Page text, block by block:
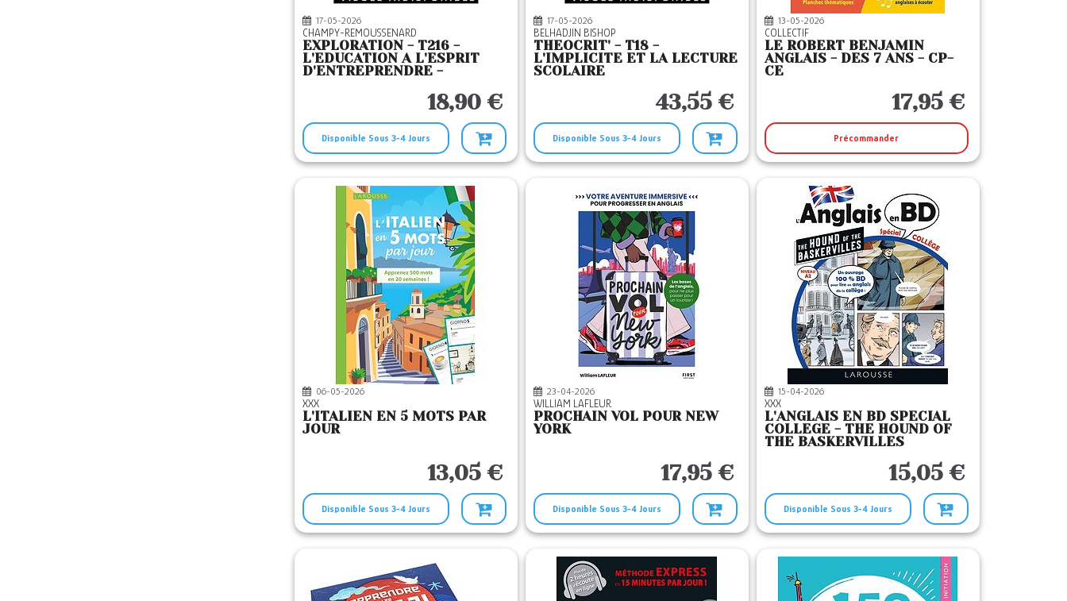
17-05-2026
CHAMPY-REMOUSSENARD
EXPLORATION - T216 -
L'EDUCATION A L'ESPRIT
D'ENTREPRENDRE -
LES SCIENCES DE18,90 €
Disponible Sous 3-4 Jours
17-05-2026
BELHADJIN BISHOP
THEOCRIT' - T18 -
L'IMPLICITE ET LA LECTURE
SCOLAIRE
43,55 €
Disponible Sous 3-4 Jours
13-05-2026
COLLECTIF
LE ROBERT BENJAMIN
ANGLAIS - DES 7 ANS - CP-
CE
17,95 €
Précommander
06-05-2026
XXX
L'ITALIEN EN 5 MOTS PAR
JOUR
13,05 €
Disponible Sous 3-4 Jours
23-04-2026
WILLIAM LAFLEUR
PROCHAIN VOL POUR NEW
YORK
17,95 €
Disponible Sous 3-4 Jours
15-04-2026
XXX
L'ANGLAIS EN BD SPECIAL
COLLEGE - THE HOUND OF
THE BASKERVILLES
15,05 €
Disponible Sous 3-4 Jours